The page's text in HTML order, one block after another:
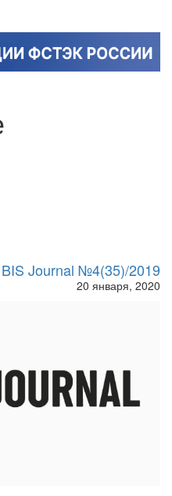
BIS Journal №4(35)/2019
20 января, 2020